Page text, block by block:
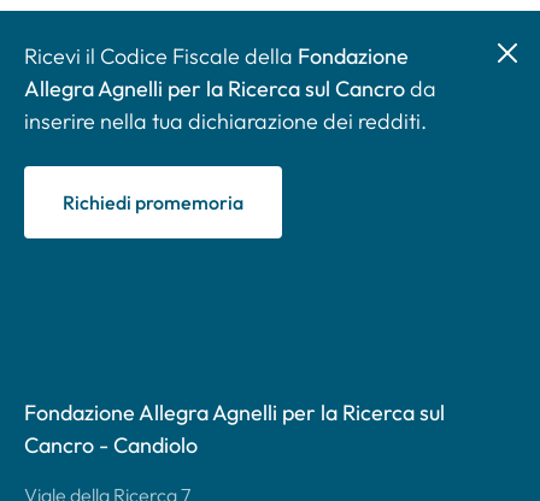
Ricevi il Codice Fiscale della Fondazione
Allegra Agnelli per la Ricerca sul Cancroda
inserire nella tua dichiarazione dei redditi.
Richiedi promemoria
Fondazione Allegra Agnelli per la Ricerca sul
Cancro - Candiolo
Viale della Ricerca 7